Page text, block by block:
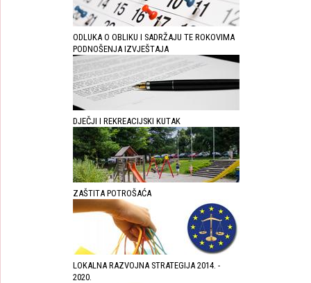
ODLUKA O OBLIKU I SADRŽAJU TE ROKOVIMA
PODNOŠENJA IZVJEŠTAJA
DJEČJI I REKREACIJSKI KUTAK
ZAŠTITA POTROŠAĆA
LOKALNA RAZVOJNA STRATEGIJA 2014. -
2020.